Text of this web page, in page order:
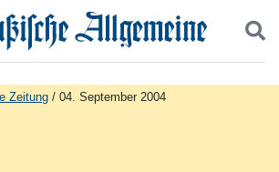
Politik
finden
Zeitung / 04. September 2004